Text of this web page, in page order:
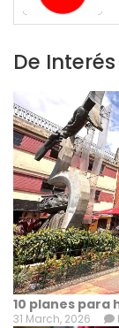
De Interés
10 planes para
31 March, 2026